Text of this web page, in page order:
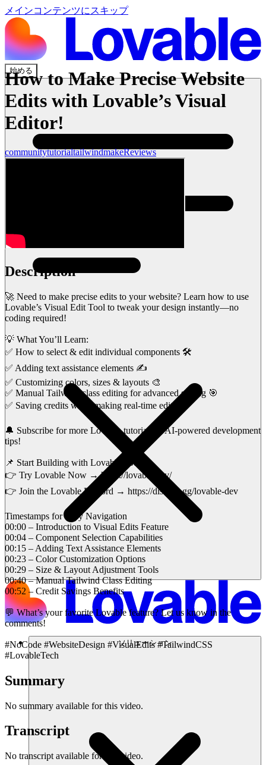
メインコンテンツにスキップ
始める
ソリューション
How to Make Precise Website
Edits with Lovable’s Visual
Editor!
communitytutorialtailwindmakeReviews
Description
🚀 Need to make precise edits to your website? Learn how to use
Lovable’s Visual Edit Tool to tweak your design instantly—no
coding required!
💡 What You’ll Learn:
✅ How to select & edit individual components 🛠️
✅ Adding text assistance elements ✍️
✅ Customizing colors, sizes & layouts 🎨
✅ Manual Tailwind class editing for advanced styling 🎯
✅ Saving credits while making real-time edits 💰
🔔 Subscribe for more Lovable tutorials & AI-powered development
tips!
📌 Start Building with Lovable Today:
👉 Try Lovable Now → https://lovable.dev/
👉 Join the Lovable Discord → https://discord.gg/lovable-dev
Timestamps for Easy Navigation
00:00 – Introduction to Visual Edits Feature
00:04 – Component Selection Capabilities
00:15 – Adding Text Assistance Elements
00:23 – Color Customization Options
00:29 – Size & Layout Adjustment Tools
00:40 – Manual Tailwind Class Editing
00:52 – Credit Savings Benefits
💬 What’s your favorite Lovable feature? Let us know in the
comments!
#NoCode #WebsiteDesign #VisualEdits #TailwindCSS
#LovableTech
Summary
No summary available for this video.
Transcript
No transcript available for this video.